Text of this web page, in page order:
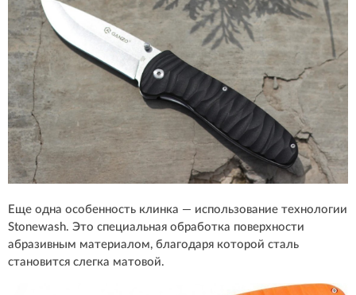
Еще одна особенность клинка — использование технологии
Stonewash. Это специальная обработка поверхности
абразивным материалом, благодаря которой сталь
становится слегка матовой.